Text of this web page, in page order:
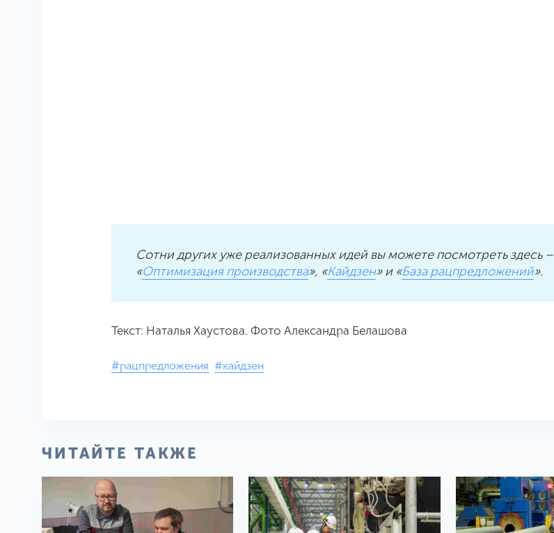
Сотни других уже реализованных идей вы можете посмотреть здесь –
«Оптимизация производства», «Кайдзен» и «База рацпредложений».
Текст: Наталья Хаустова. Фото Александра Белашова
#рацпредложения #кайдзен
ЧИТАЙТЕ ТАКЖЕ